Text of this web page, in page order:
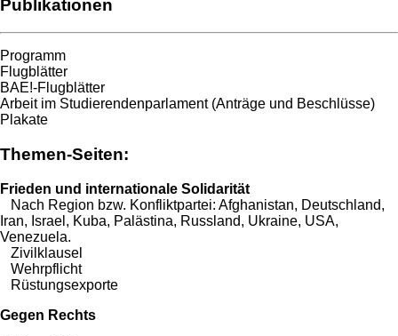
Publikationen
Programm
Flugblätter
BAE!-Flugblätter
Arbeit im Studierendenparlament (Anträge und Beschlüsse)
Plakate
Themen-Seiten:
Frieden und internationale Solidarität
Nach Region bzw. Konfliktpartei: Afghanistan, Deutschland,
Iran, Israel , Kuba, Palästina, Russland, Ukraine, USA,
Venezuela.
Zivilklausel
Wehrpflicht
Rüstungsexporte
Gegen Rechts